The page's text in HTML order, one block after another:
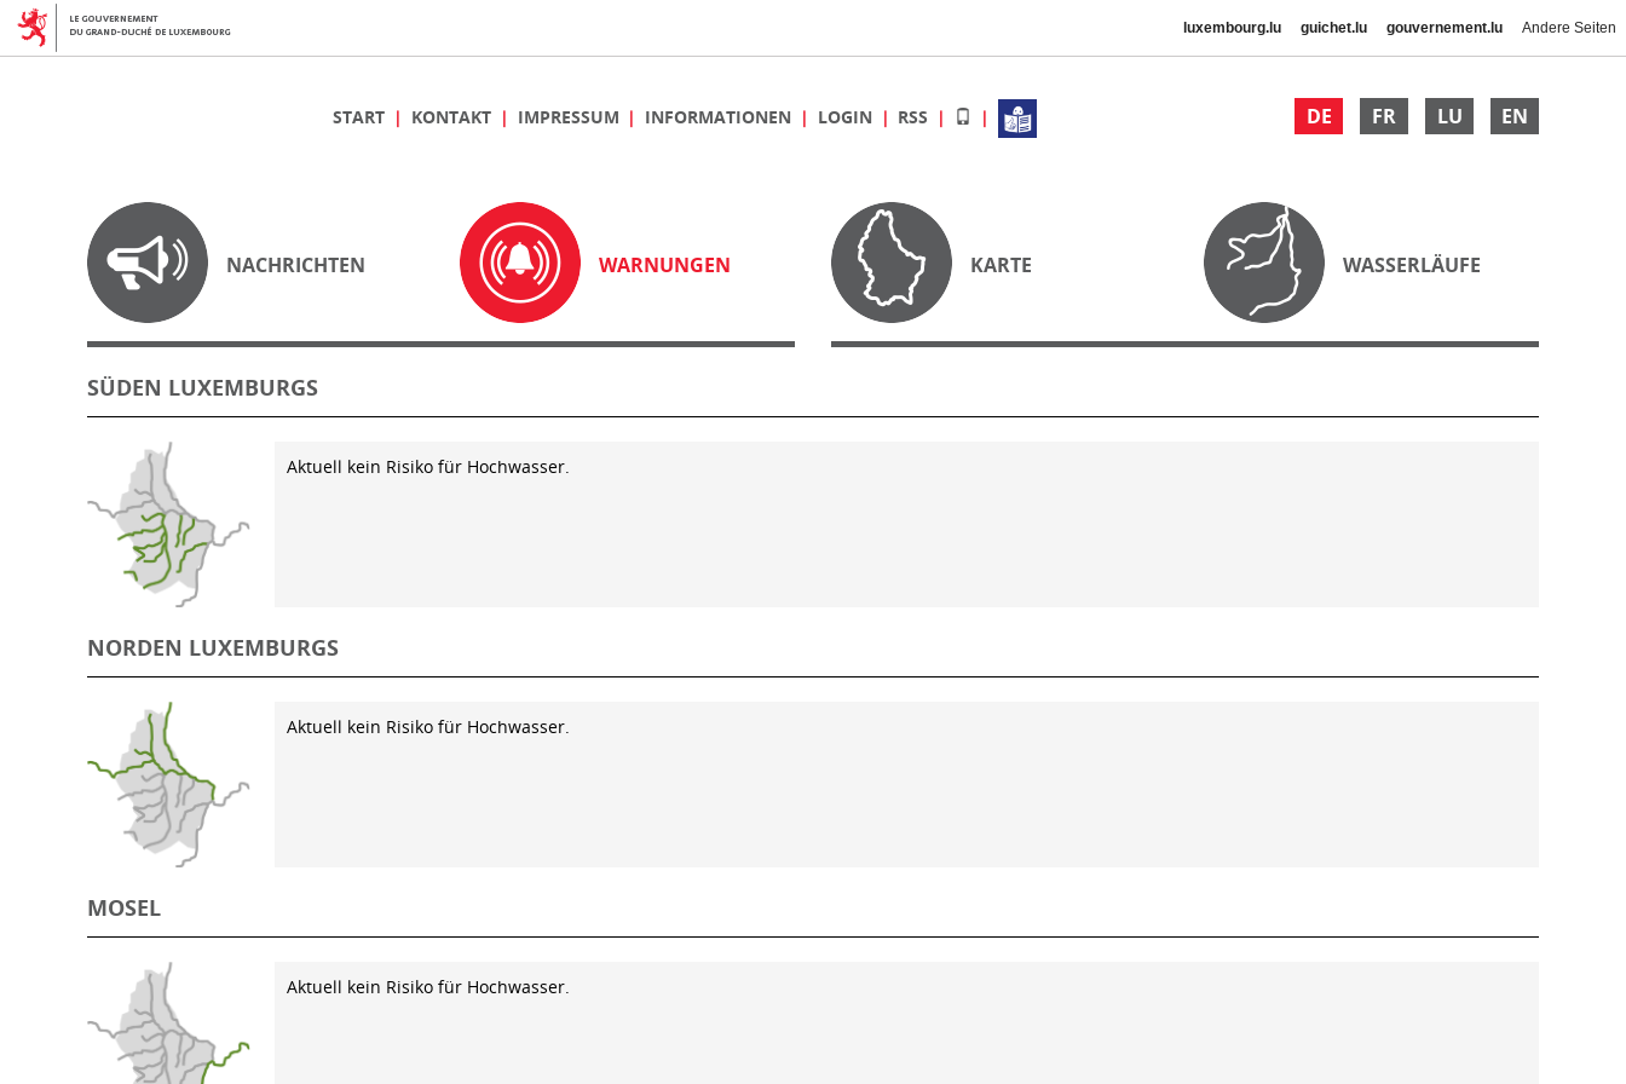
luxembourg.lu guichet.lu gouvernement.lu Andere Seiten
DE FR LU EN
START KONTAKT IMPRESSUM INFORMATIONEN LOGIN RSS
NACHRICHTEN WARNUNGEN KARTE WASSERLÄUFE
SÜDEN LUXEMBURGS
Aktuell kein Risiko für Hochwasser.
NORDEN LUXEMBURGS
Aktuell kein Risiko für Hochwasser.
MOSEL
Aktuell kein Risiko für Hochwasser.